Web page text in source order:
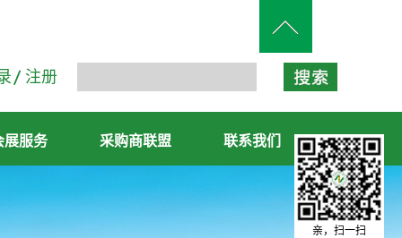
注册
展服务 采购商联盟 联系我们
亲，扫一扫